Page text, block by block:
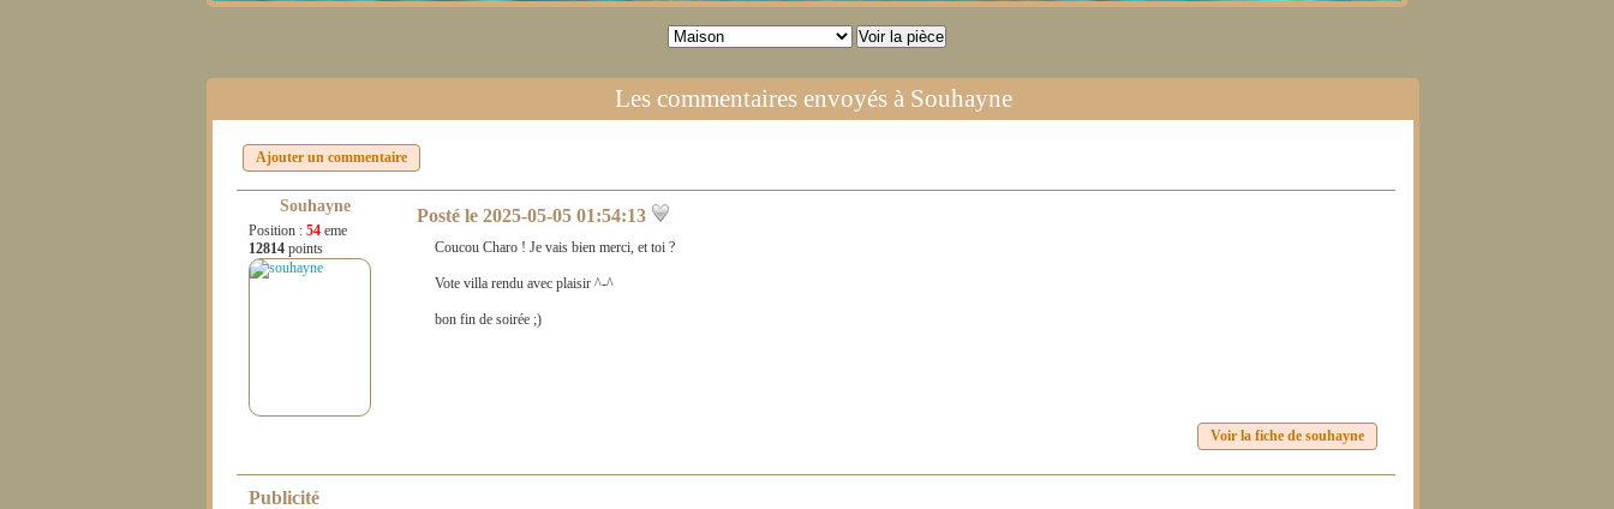
Les commentaires envoyés à Souhayne
Ajouter un commentaire
Souhayne
Position : 54 eme
12814 points
Posté le 2025-05-05 01:54:13
Coucou Charo ! Je vais bien merci, et toi ?
Vote villa rendu avec plaisir ^-^
bon fin de soirée ;)
Voir la fiche de souhayne
Publicité